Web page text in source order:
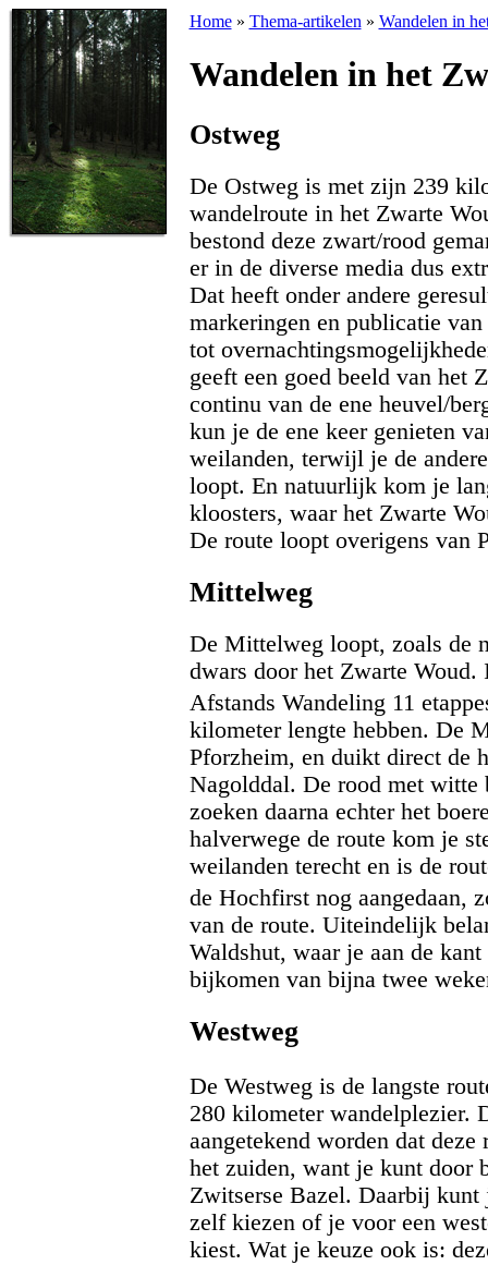
Home» Thema-artikelen » Wandelen in
Wandelen in het
Ostweg
De Ostweg is met zijn 239
wandelroute in het Zwarte
bestond deze zwart/rood
er in de diverse media dus
Dat heeft onder andere
markeringen en publicatie
tot
geeft een goed beeld van het
continu van de ene heuvel/
kun je de ene keer genieten
weilanden, terwijl je de
loopt. En natuurlijk kom je
kloosters, waar het Zwarte
De route loopt overigens van
Mittelweg
De Mittelweg loopt, zoals de
dwars door het Zwarte Woud.
Afstands Wandeling 11
kilometer lengte hebben. De
Pforzheim, en duikt direct de
Nagolddal. De rood met witte
zoeken daarna echter het
halverwege de route kom je
weilanden terecht en is de
de Hochfirst nog aangedaan,
van de route. Uiteindelijk
Waldshut, waar je aan de
bijkomen van bijna twee
Westweg
De Westweg is de langste
280 kilometer wandelplezier.
aangetekend worden dat
het zuiden, want je kunt door
Zwitserse Bazel. Daarbij kunt
zelf kiezen of je voor een
kiest. Wat je keuze ook is: